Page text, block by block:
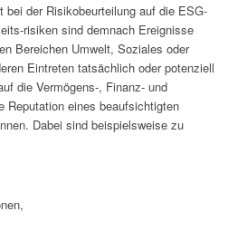
bei der Risikobeurteilung auf die ESG-
risiken sind demnach Ereignisse
Bereichen Umwelt, Soziales oder
Eintreten tatsächlich oder potenziell
die Vermögens-, Finanz- und
Reputation eines beaufsichtigten
Dabei sind beispielsweise zu